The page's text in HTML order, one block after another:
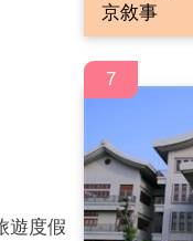
遊度假
京敘事
7